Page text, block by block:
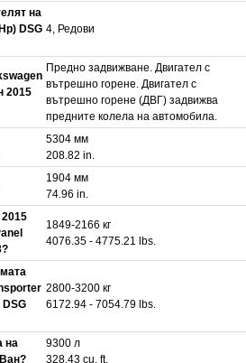
на
DSG 4, Редови
2015
Предно задвижване. Двигател с
вътрешно горене. Двигател с
вътрешно горене (ДВГ) задвижва
предните колела на автомобила.
5304 мм
208.82 in.
1904 мм
74.96 in.
1849-2166 кг
4076.35 - 4775.21 lbs.
DSG
2800-3200 кг
6172.94 - 7054.79 lbs.
на
9300 л
328.43 cu. ft.